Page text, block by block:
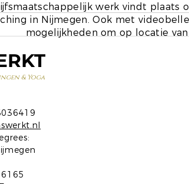
werk vindt plaats
in Nijmegen. Ook met
mogelijkheden om op locatie
& Yoga